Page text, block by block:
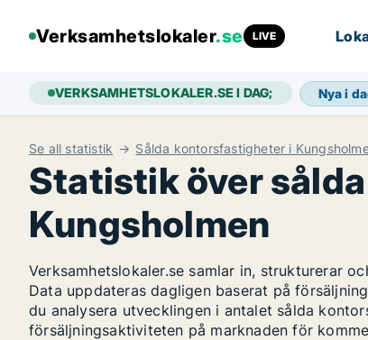
Verksamhetslokaler.se LIVE
VERKSAMHETSLOKALER.SE I DAG; Nya i
Se all statistik Sålda kontorsfastigheter i
Statistik över
Kungsholmen
Verksamhetslokaler.se samlar in, strukturerar
Data uppdateras dagligen baserat på
du analysera utvecklingen i antalet sålda
försäljningsaktiviteten på marknaden för